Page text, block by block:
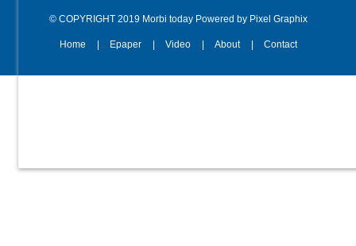
© COPYRIGHT 2019 Morbi today Powered by Pixel Graphix
Home Epaper Video About Contact